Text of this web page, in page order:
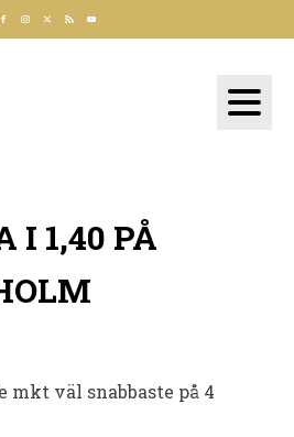
I 1,40 PÅ
mkt väl snabbaste på 4